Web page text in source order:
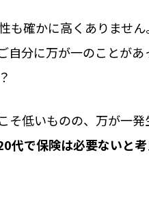
も確かに高くありませ
自分に万が一のことが
そ低いものの、万が一
代で保険は必要ないと